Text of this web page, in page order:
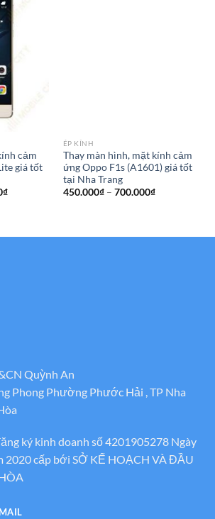
cảm
giá tốt
₫Khoảng
1.050.000₫
ÉP KÍNH
Thay màn hình, mặt kính cảm
ứng Oppo F1s (A1601) giá tốt
tại Nha Trang
450.000₫ – 700.000₫Khoảng
700.000₫
Quỳnh An
Phong Phường Phước Hải , TP Nha
ký kinh doanh số 4201905278 Ngày
2020 cấp bới SỞ KẾ HOẠCH VÀ ĐẦU